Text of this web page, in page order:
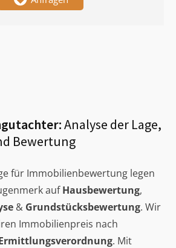
Analyse der Lage,
Bewertung
für Immobilienbewertung legen
aufHausbewertung,
& Grundstücksbewertung. Wir
Immobilienpreis nach
. Mit